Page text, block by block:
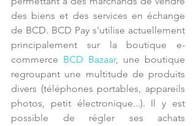
des biens et des services en échange
de BCD. BCD Pay s'utilise actuellement
principalement sur la boutique e-
commerce BCD Bazaar, une boutique
regroupant une multitude de produits
divers (téléphones portables, appareils
photos, petit électronique...). Il y est
possible de régler ses achats